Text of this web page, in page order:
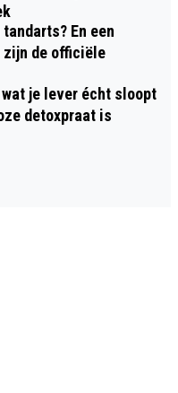
En een
de officiële
je lever écht sloopt
detoxpraat is